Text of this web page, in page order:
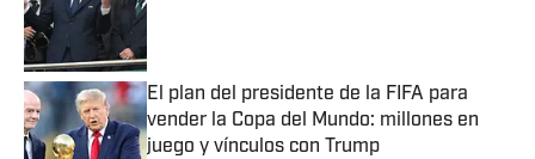
Published by on Invalid Date
El plan del presidente de la FIFA para
vender la Copa del Mundo: millones en
juego y vínculos con Trump